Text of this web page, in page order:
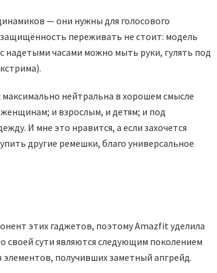
— они нужны для голосового
переживать не стоит: модель
надетыми часами можно мыть руки, гулять под
нейтральна в хорошем смысле
и взрослым, и детям; и под
И мне это нравится, а если захочется
другие ремешки, благо универсальное
этих гаджетов, поэтому Amazfit уделила
своей сути являются следующим поколением
элементов, получивших заметный апгрейд.